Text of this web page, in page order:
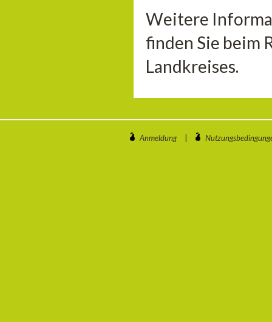
Weitere
finden Sie beim
Landkreises.
Anmeldung